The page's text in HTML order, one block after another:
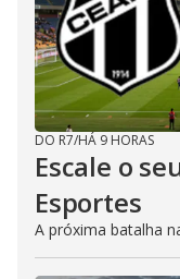
DO R7/HÁ 9 HORAS
Escale o
Esportes
A próxima batalha